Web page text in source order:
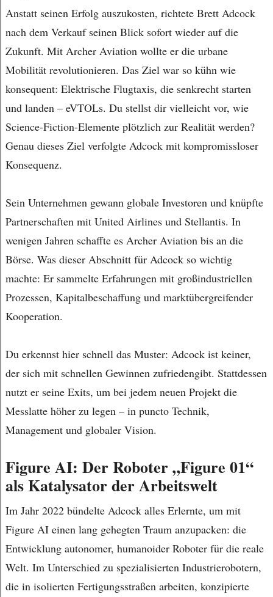
Anstatt seinen Erfolg auszukosten, richtete Brett Adcock
nach dem Verkauf seinen Blick sofort wieder auf die
Zukunft. Mit Archer Aviation wollte er die urbane
Mobilität revolutionieren. Das Ziel war so kühn wie
konsequent: Elektrische Flugtaxis, die senkrecht starten
und landen – eVTOLs. Du stellst dir vielleicht vor, wie
Science-Fiction-Elemente plötzlich zur Realität werden?
Genau dieses Ziel verfolgte Adcock mit kompromissloser
Konsequenz.
Sein Unternehmen gewann globale Investoren und knüpfte
Partnerschaften mit United Airlines und Stellantis. In
wenigen Jahren schaffte es Archer Aviation bis an die
Börse. Was dieser Abschnitt für Adcock so wichtig
machte: Er sammelte Erfahrungen mit großindustriellen
Prozessen, Kapitalbeschaffung und marktübergreifender
Kooperation.
Du erkennst hier schnell das Muster: Adcock ist keiner,
der sich mit schnellen Gewinnen zufriedengibt. Stattdessen
nutzt er seine Exits, um bei jedem neuen Projekt die
Messlatte höher zu legen – in puncto Technik,
Management und globaler Vision.
Figure AI: Der Roboter „Figure 01“
als Katalysator der Arbeitswelt
Im Jahr 2022 bündelte Adcock alles Erlernte, um mit
Figure AI einen lang gehegten Traum anzupacken: die
Entwicklung autonomer, humanoider Roboter für die reale
Welt. Im Unterschied zu spezialisierten Industrierobotern,
die in isolierten Fertigungsstraßen arbeiten, konzipierte